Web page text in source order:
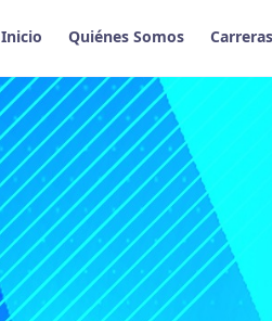
Inicio Quiénes Somos Carreras